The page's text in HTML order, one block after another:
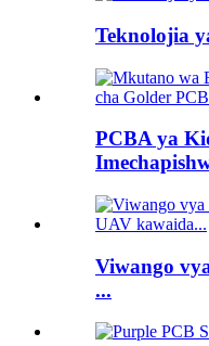
Teknolojia
PCBA ya
Viwango
...